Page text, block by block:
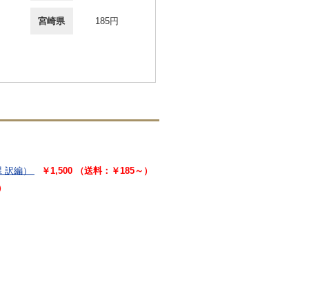
宮崎県 185円
編）
￥1,500 （送料：￥185～）